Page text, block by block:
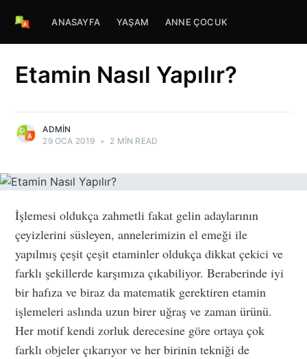
ANASAYFA YAŞAM ANNE ÇOCUK
Etamin Nasıl Yapılır?
ADMIN
29 OCA 2019 • 2 MIN READ
İşlemesi oldukça zahmetli fakat gelin adaylarının
çeyizlerini süsleyen, annelerimizin el emeği ile
yapılmış çeşit çeşit etaminler oldukça dikkat çekici ve
farklı şekillerde karşımıza çıkabiliyor. Beraberinde iyi
bir hafıza ve biraz da matematik gerektiren etamin
işlemeleri aslında uzun birer uğraş ve zaman ürünü.
Her motif kendi zorluk derecesine göre ortaya çok
farklı objeler çıkarıyor ve her birinin tekniği de